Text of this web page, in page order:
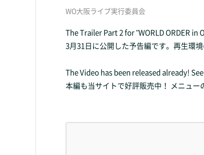
WO大阪ライブ実行委員会
The Trailer Part 2 for "WORLD ORDER in
3月31日に公開した予告編です。再生環
The Video has been released already!
本編も当サイトで好評販売中！ メニュー